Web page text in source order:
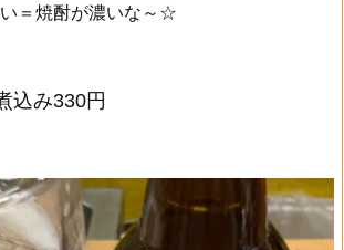
＝焼酎が濃いな～☆
込み330円